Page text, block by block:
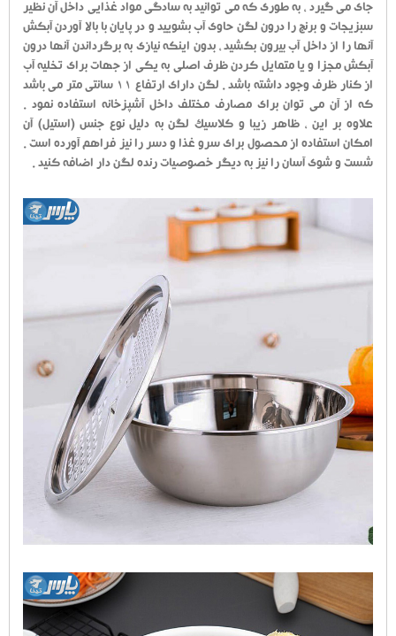
جای می گیرد ، به طوری که می توانید به سادگی مواد غذایی داخل آن نظیر
سبزیجات و برنج را درون لگن حاوی آب بشویید و در پایان با بالا آوردن آبکش
آنها را از داخل آب بیرون بکشید ، بدون اینکه نیازی به برگرداندن آنها درون
آبکش مجزا و یا متمایل کردن ظرف اصلی به یکی از جهات برای تخلیه آب
از کنار ظرف وجود داشته باشد . لگن دارای ارتفاع 11 سانتی متر می باشد
که از آن می توان برای مصارف مختلف داخل آشپزخانه استفاده نمود .
علاوه بر این ، ظاهر زیبا و کلاسیک لگن به دلیل نوع جنس (استیل) آن
امکان استفاده از محصول برای سرو غذا و دسر را نیز فراهم آورده است .
شست و شوی آسان را نیز به دیگر خصوصیات رنده لگن دار اضافه کنید .